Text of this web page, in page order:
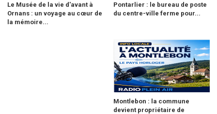
Le Musée de la vie d'avant à
Ornans : un voyage au cœur de
la mémoire...
Pontarlier : le bureau de poste
du centre-ville ferme pour...
Montlebon : la commune
devient propriétaire de